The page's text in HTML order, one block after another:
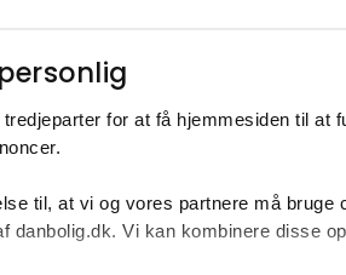
for at få hjemmesiden til at
til, at vi og vores partnere må bruge
danbolig.dk. Vi kan kombinere disse